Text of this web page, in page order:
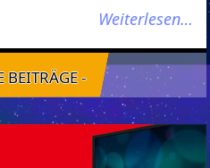
Weiterlesen…
BEITRÄGE -